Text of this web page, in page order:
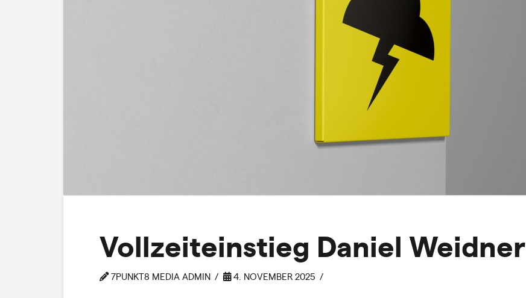
Vollzeiteinstieg Daniel Weidner
7PUNKT8 MEDIA ADMIN 4. NOVEMBER 2025